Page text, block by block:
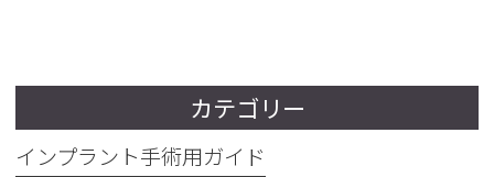
カテゴリー
インプラント手術用ガイド